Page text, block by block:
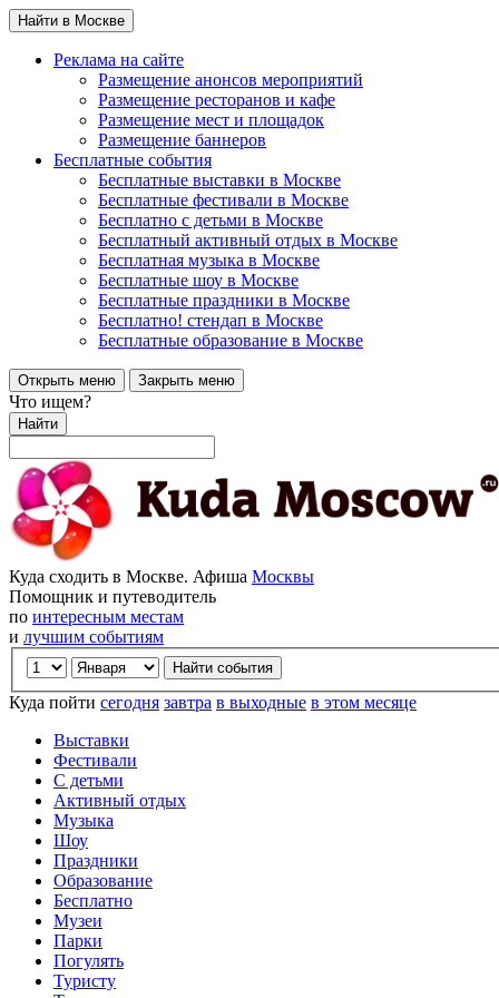
Найти в Москве
Реклама на сайте
Размещение анонсов мероприятий
Размещение ресторанов и кафе
Размещение мест и площадок
Размещение баннеров
Бесплатные события
Бесплатные выставки в Москве
Бесплатные фестивали в Москве
Бесплатно с детьми в Москве
Бесплатный активный отдых в Москве
Бесплатная музыка в Москве
Бесплатные шоу в Москве
Бесплатные праздники в Москве
Бесплатно! стендап в Москве
Бесплатные образование в Москве
Открыть меню Закрыть меню
Что ищем?
Найти
Куда сходить в Москве. Афиша Москвы
Помощник и путеводитель
по интересным местам
и лучшим событиям
Куда пойти сегодня завтра в выходные в этом месяце
Выставки
Фестивали
С детьми
Активный отдых
Музыка
Шоу
Праздники
Образование
Бесплатно
Музеи
Парки
Погулять
Туристу